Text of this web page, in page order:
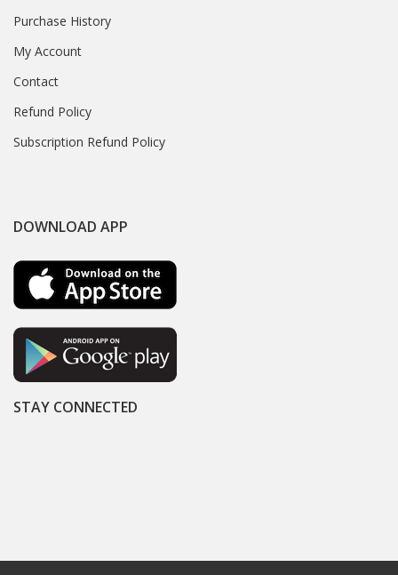
Purchase History
My Account
Contact
Refund Policy
Subscription Refund Policy
DOWNLOAD APP
STAY CONNECTED